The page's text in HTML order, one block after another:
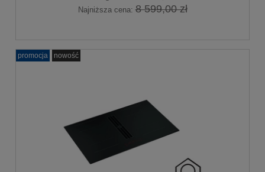
Najniższa cena:8 599,00 zł
promocja nowość